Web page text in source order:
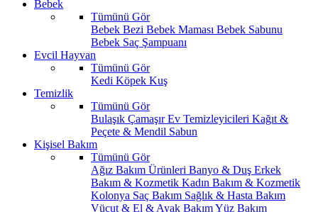
Bebek
Tümünü Gör
Bebek Bezi Bebek Maması Bebek Sabunu
Bebek Saç Şampuanı
Evcil Hayvan
Tümünü Gör
Kedi Köpek Kuş
Temizlik
Tümünü Gör
Bulaşık ÇamaşırEv Temizleyicileri Kağıt &
Peçete & Mendil Sabun
Kişisel Bakım
Tümünü Gör
Ağız Bakım Ürünleri Banyo & Duş Erkek
Bakım & Kozmetik Kadın Bakım & Kozmetik
Kolonya Saç Bakım Sağlık & Hasta Bakım
Vücut & El & Ayak BakımYüz Bakım